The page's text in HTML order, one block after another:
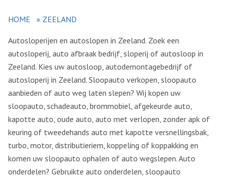
HOME » ZEELAND
Autosloperijen en autoslopen in Zeeland. Zoek een
autosloperij, auto afbraak bedrijf, sloperij of autosloop in
Zeeland. Kies uw autosloop, autodemontagebedrijf of
autosloperij in Zeeland. Sloopauto verkopen, sloopauto
aanbieden of auto weg laten slepen? Wij kopen uw
sloopauto, schadeauto, brommobiel, afgekeurde auto,
kapotte auto, oude auto, auto met verlopen, zonder apk of
keuring of tweedehands auto met kapotte versnellingsbak,
turbo, motor, distributieriem, koppeling of koppakking en
komen uw sloopauto ophalen of auto wegslepen. Auto
onderdelen? Gebruikte auto onderdelen, sloopauto